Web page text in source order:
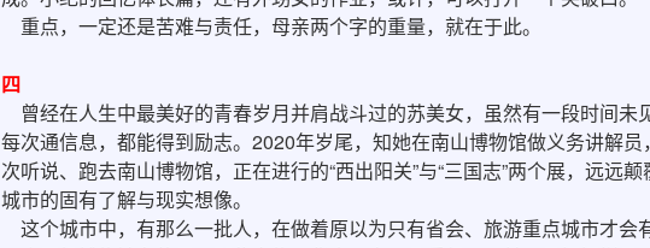
重点，一定还是苦难与责任，母亲两个字的重量，就在于此。
四
曾经在人生中最美好的青春岁月并肩战斗过的苏美女，虽然有一段时间未
每次通信息，都能得到励志。2020年岁尾，知她在南山博物馆做义务讲解员
次听说、跑去南山博物馆，正在进行的“西出阳关”与“三国志”两个展，远远
城市的固有了解与现实想像。
这个城市中，有那么一批人，在做着原以为只有省会、旅游重点城市才会